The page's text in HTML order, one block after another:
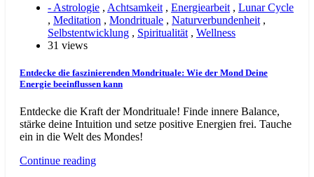
- Astrologie , Achtsamkeit , Energiearbeit , Lunar Cycle
, Meditation , Mondrituale , Naturverbundenheit ,
Selbstentwicklung , Spiritualität , Wellness
31 views
Entdecke die faszinierenden Mondrituale: Wie der Mond Deine
Energie beeinflussen kann
Entdecke die Kraft der Mondrituale! Finde innere Balance,
stärke deine Intuition und setze positive Energien frei. Tauche
ein in die Welt des Mondes!
Continue reading